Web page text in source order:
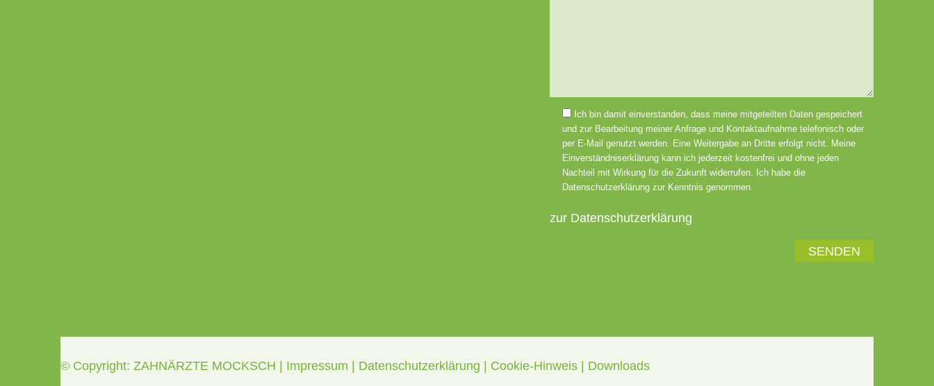
Bitte lasse dieses Feld leer.
Ich bin damit einverstanden, dass meine mitgeteilten Daten gespeichert
und zur Bearbeitung meiner Anfrage und Kontaktaufnahme telefonisch oder
per E-Mail genutzt werden. Eine Weitergabe an Dritte erfolgt nicht. Meine
Einverständniserklärung kann ich jederzeit kostenfrei und ohne jeden
Nachteil mit Wirkung für die Zukunft widerrufen. Ich habe die
Datenschutzerklärung zur Kenntnis genommen.
zur Datenschutzerklärung
© Copyright: ZAHNÄRZTE MOCKSCH | Impressum Datenschutzerklärung Cookie-Hinweis Downloads